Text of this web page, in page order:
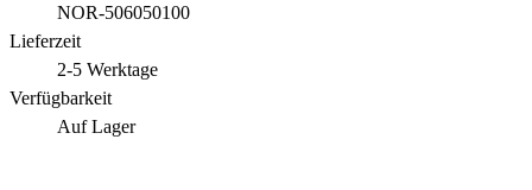
NOR-506050100
Lieferzeit
2-5 Werktage
Verfügbarkeit
Auf Lager